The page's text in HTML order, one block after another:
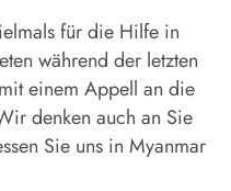
für die Hilfe in
während der letzten
einem Appell an die
denken auch an Sie
Sie uns in Myanmar